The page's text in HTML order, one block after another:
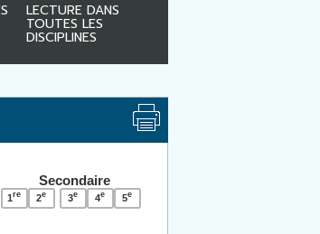
LECTURE DANS
TOUTES LES
DISCIPLINES
Secondaire
1re 2e 3e 4e 5e